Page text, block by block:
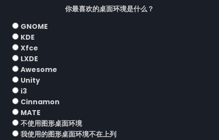
你最喜欢的桌面环境是什么？
GNOME
KDE
Xfce
LXDE
Awesome
Unity
i3
Cinnamon
MATE
不使用图形桌面环境
我使用的图形桌面环境不在上列